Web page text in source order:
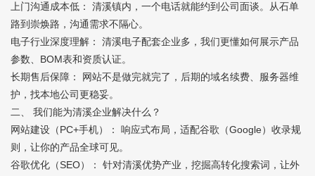
上门沟通成本低： 清溪镇内，一个电话就能约到公司面谈。从石单
路到崇焕路，沟通需求不隔心。
电子行业深度理解： 清溪电子配套企业多，我们更懂如何展示产品
参数、BOM表和资质认证。
长期售后保障： 网站不是做完就完了，后期的域名续费、服务器维
护，找本地公司更稳妥。
二、 我们能为清溪企业解决什么？
网站建设（PC+手机）： 响应式布局，适配谷歌（Google）收录规
则，让你的产品全球可见。
谷歌优化（SEO）： 针对清溪优势产业，挖掘高转化搜索词，让外